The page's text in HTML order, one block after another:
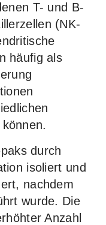
T- und B-
(NK-
häufig als
durch
isoliert und
nachdem
wurde. Die
Anzahl